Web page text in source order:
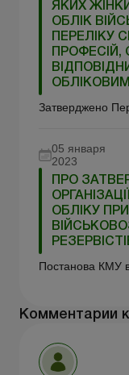
ЯКИХ
ОБЛІК
ПЕРЕЛІКУ
ПРОФЕСІЙ,
Затверджено
05 января
2023
ПРО
ОБЛІКУ
Постанова КМУ
Комментарии